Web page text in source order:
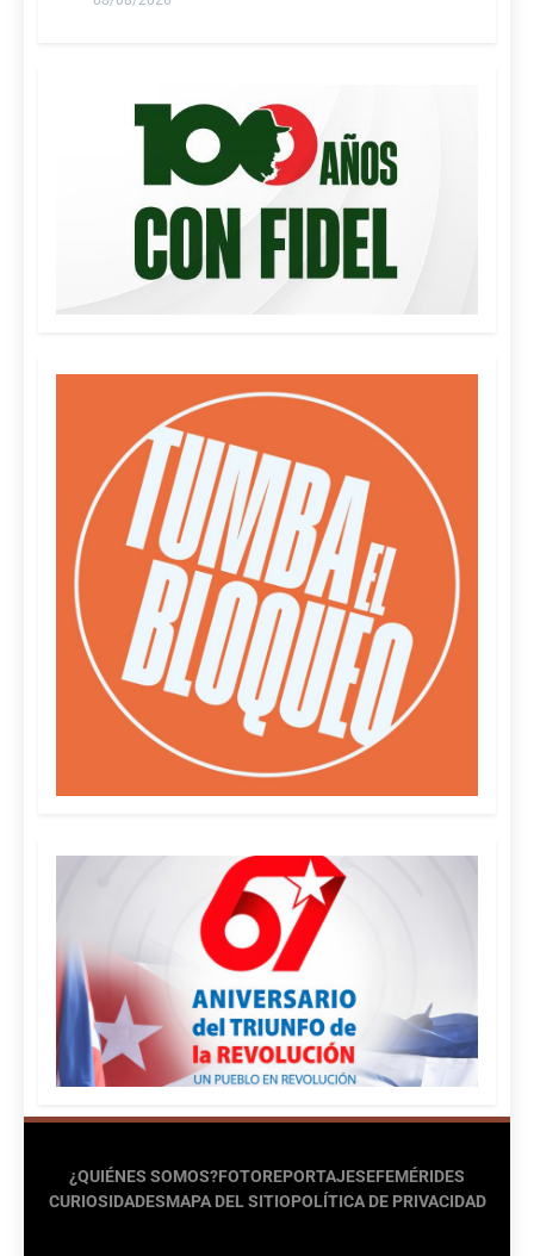
¿QUIÉNES SOMOS?FOTOREPORTAJESEFEMÉRIDES
CURIOSIDADESMAPA DEL SITIOPOLÍTICA DE PRIVACIDAD